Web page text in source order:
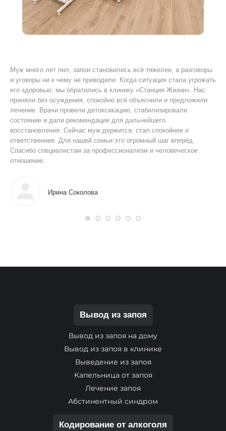
Муж много лет пил, запои становились всё тяжелее, а разговоры
и уговоры ни к чему не приводили. Когда ситуация стала угрожать
его здоровью, мы обратились в клинику «Станция Жизни». Нас
приняли без осуждения, спокойно всё объяснили и предложили
лечение. Врачи провели детоксикацию, стабилизировали
состояние и дали рекомендации для дальнейшего
восстановления. Сейчас муж держится, стал спокойнее и
ответственнее. Для нашей семьи это огромный шаг вперёд.
Спасибо специалистам за профессионализм и человеческое
отношение.
Ирина Соколова
Вывод из запоя
Вывод из запоя на дому
Вывод из запоя в клинике
Выведение из запоя
Капельница от запоя
Лечение запоя
Абстинентный синдром
Кодирование от алкоголя